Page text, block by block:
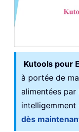
Kutools pour
à portée de
alimentées par
intelligemment
dès